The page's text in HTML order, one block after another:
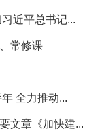
近平总书记...
常修课
全力推动...
文章《加快建...